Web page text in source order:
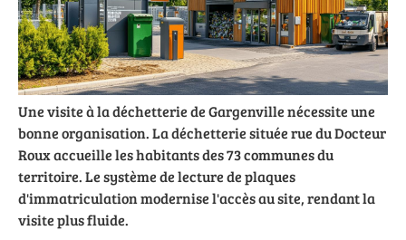
Une visite à la déchetterie de Gargenville nécessite une
bonne organisation. La déchetterie située rue du Docteur
Roux accueille les habitants des 73 communes du
territoire. Le système de lecture de plaques
d'immatriculation modernise l'accès au site, rendant la
visite plus fluide.